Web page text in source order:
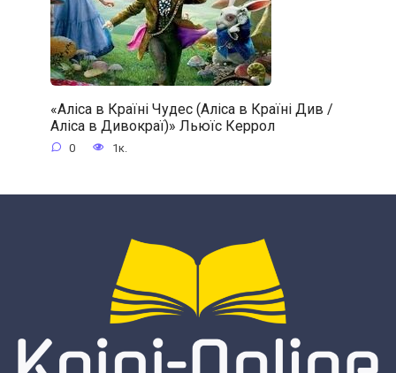
«Аліса в Країні Чудес (Аліса в Країні Див /
Аліса в Дивокраї)» Льюїс Керрол
0 1к.